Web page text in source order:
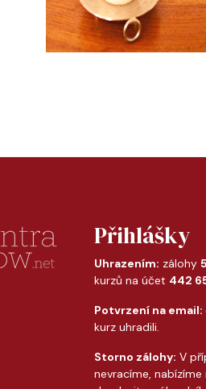
Přihlášky
Uhrazením: zálohy
kurzů na účet 442
Potvrzení na email:
kurz uhradili.
Storno zálohy: V
nevracíme,